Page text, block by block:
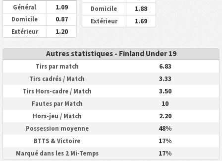
Général 1.09
Domicile 0.87
Extérieur 1.20
Domicile 1.88
Extérieur 1.69
Autres statistiques - Finland Under 19
Tirs par match 6.83
Tirs cadrés / Match 3.33
Tirs Hors-cadre / Match 3.50
Fautes par Match 10
Hors-jeu / Match 2.20
Possession moyenne 48%
BTTS & Victoire 17%
Marqué dans les 2 Mi-Temps 17%